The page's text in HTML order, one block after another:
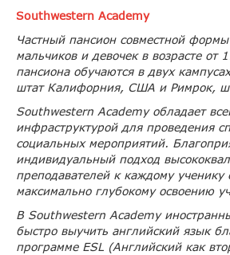
Southwestern Academy
Частный пансион совместной
мальчиков и девочек в возрасте от
пансиона обучаются в двух
штат Калифорния, США и Римрок,
Southwestern Academy обладает
инфраструктурой для проведения
социальных мероприятий.
индивидуальный подход
преподавателей к каждому ученику
максимально глубокому освоению
В Southwestern Academy
быстро выучить английский язык
программе ESL (Английский как